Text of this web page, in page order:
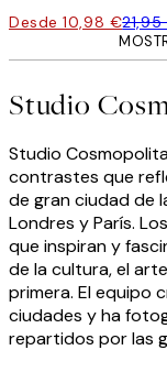
Desde 10,98 €
Studio
Studio
contrastes que
de gran ciudad de
Londres y París.
que inspiran y
de la cultura, el
primera. El equipo
ciudades y ha
repartidos por las